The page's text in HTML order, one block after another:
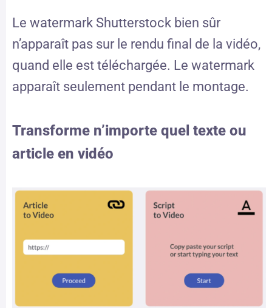
Le watermark Shutterstock bien sûr
n’apparaît pas sur le rendu final de la vidéo,
quand elle est téléchargée. Le watermark
apparaît seulement pendant le montage.
Transforme n’importe quel texte ou
article en vidéo